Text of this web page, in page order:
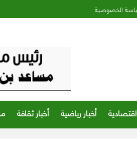
الخصوصية
اقتصادية أخبار رياضية أخبار ثقافة